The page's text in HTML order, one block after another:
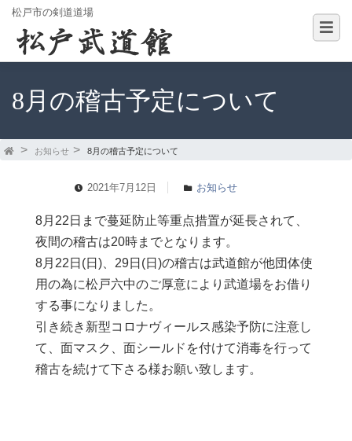
松戸市の剣道道場
8月の稽古予定について
お知らせ 8月の稽古予定について
2021年7月12日 お知らせ
8月22日まで蔓延防止等重点措置が延長されて、
夜間の稽古は20時までとなります。
8月22日(日)、29日(日)の稽古は武道館が他団体使
用の為に松戸六中のご厚意により武道場をお借り
する事になりました。
引き続き新型コロナヴィールス感染予防に注意し
て、面マスク、面シールドを付けて消毒を行って
稽古を続けて下さる様お願い致します。